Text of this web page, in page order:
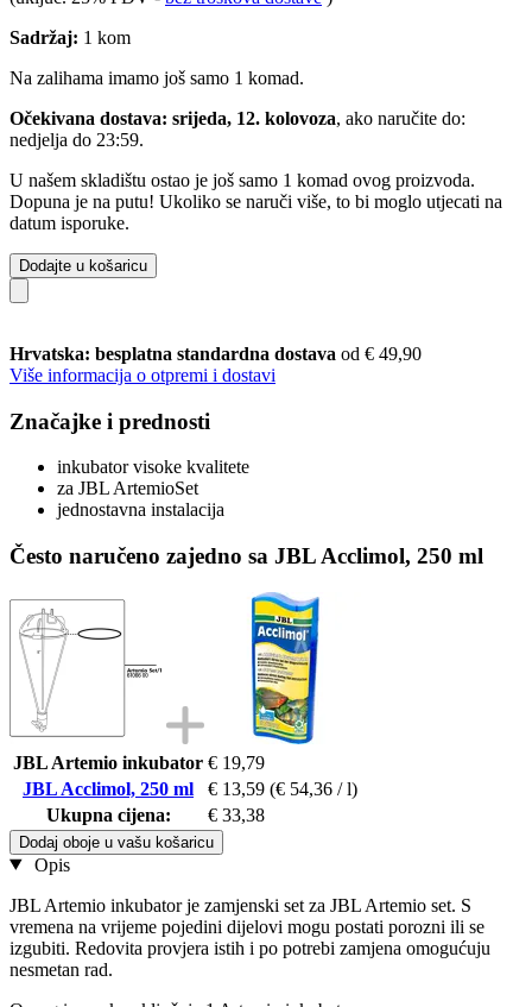
Sadržaj: 1 kom
Na zalihama imamo još samo 1 komad.
Očekivana dostava: srijeda, 12. kolovoza, ako naručite do:
nedjelja do 23:59.
U našem skladištu ostao je još samo 1 komad ovog proizvoda.
Dopuna je na putu! Ukoliko se naruči više, to bi moglo utjecati na
datum isporuke.
Dodajte u košaricu
Hrvatska: besplatna standardna dostava od € 49,90
Više informacija o otpremi i dostavi
Značajke i prednosti
inkubator visoke kvalitete
za JBL ArtemioSet
jednostavna instalacija
Često naručeno zajedno sa JBL Acclimol, 250 ml
JBL Artemio inkubator € 19,79
JBL Acclimol, 250 ml
€ 13,59 (€ 54,36 / l)
Ukupna cijena:
€ 33,38
Dodaj oboje u vašu košaricu
Opis
JBL Artemio inkubator je zamjenski set za JBL Artemio set. S
vremena na vrijeme pojedini dijelovi mogu postati porozni ili se
izgubiti. Redovita provjera istih i po potrebi zamjena omogućuju
nesmetan rad.